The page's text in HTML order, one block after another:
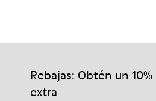
Plantilla extraíble de PU
Forro
Nuestros zapatos se han fabricado
garantizará que duren más tiempo.
Rebajas: Obtén un
extra